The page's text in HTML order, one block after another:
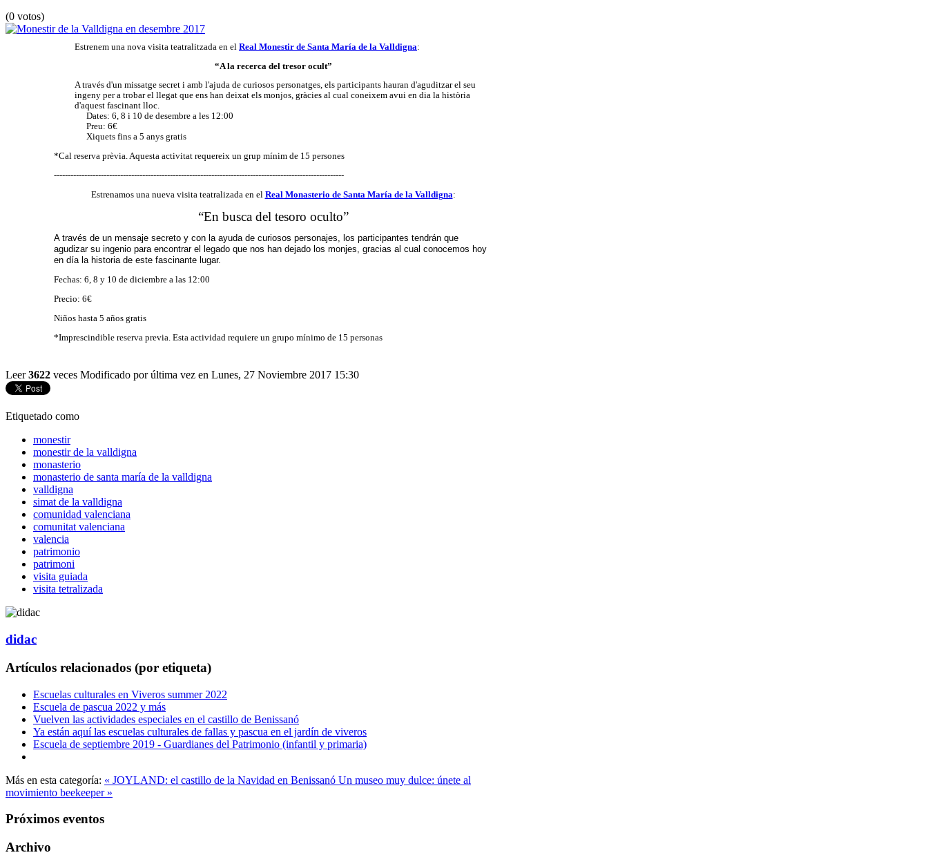
(0 votos)
Estrenem una nova visita teatralitzada en el Real Monestir de Santa María de la Valldigna:
“A la recerca del tresor ocult”
A través d'un missatge secret i amb l'ajuda de curiosos personatges, els participants hauran d'aguditzar el seu
ingeny per a trobar el llegat que ens han deixat els monjos, gràcies al cual coneixem avui en dia la història
d'aquest fascinant lloc.
Dates: 6, 8 i 10 de desembre a les 12:00
Preu: 6€
Xiquets fins a 5 anys gratis
*Cal reserva prèvia. Aquesta activitat requereix un grup mínim de 15 persones
---------------------------------------------------------------------------------------------------------
Estrenamos una nueva visita teatralizada en el Real Monasterio de Santa María de la Valldigna:
“En busca del tesoro oculto”
A través de un mensaje secreto y con la ayuda de curiosos personajes, los participantes tendrán que
agudizar su ingenio para encontrar el legado que nos han dejado los monjes, gracias al cual conocemos hoy
en día la historia de este fascinante lugar.
Fechas: 6, 8 y 10 de diciembre a las 12:00
Precio: 6€
Niños hasta 5 años gratis
*Imprescindible reserva previa. Esta actividad requiere un grupo mínimo de 15 personas
Leer3622 veces Modificado por última vez en Lunes, 27 Noviembre 2017 15:30
Etiquetado como
monestir
monestir de la valldigna
monasterio
monasterio de santa maría de la valldigna
valldigna
simat de la valldigna
comunidad valenciana
comunitat valenciana
valencia
patrimonio
patrimoni
visita guiada
visita tetralizada
didac
Artículos relacionados (por etiqueta)
Escuelas culturales en Viveros summer 2022
Escuela de pascua 2022 y más
Vuelven las actividades especiales en el castillo de Benissanó
Ya están aquí las escuelas culturales de fallas y pascua en el jardín de viveros
Escuela de septiembre 2019 - Guardianes del Patrimonio (infantil y primaria)
Más en esta categoría: « JOYLAND: el castillo de la Navidad en Benissanó Un museo muy dulce: únete al
movimiento beekeeper »
Próximos eventos
Archivo